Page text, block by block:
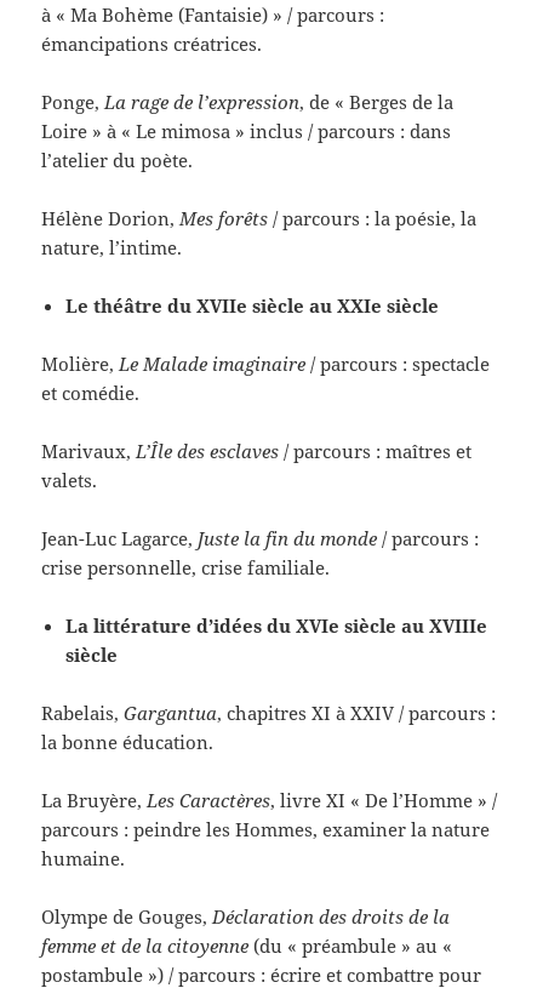
à « Ma Bohème (Fantaisie) » / parcours :
émancipations créatrices.
Ponge, La rage de l’expression, de « Berges de la
Loire » à « Le mimosa » inclus / parcours : dans
l’atelier du poète.
Hélène Dorion, Mes forêts / parcours : la poésie, la
nature, l’intime.
Le théâtre du XVIIe siècle au XXIe siècle
Molière, Le Malade imaginaire / parcours : spectacle
et comédie.
Marivaux, L’Île des esclaves / parcours : maîtres et
valets.
Jean-Luc Lagarce, Juste la fin du monde / parcours :
crise personnelle, crise familiale.
La littérature d’idées du XVIe siècle au XVIIIe
siècle
Rabelais,Gargantua, chapitres XI à XXIV / parcours :
la bonne éducation.
La Bruyère, Les Caractères, livre XI « De l’Homme » /
parcours : peindre les Hommes, examiner la nature
humaine.
Olympe de Gouges, Déclaration des droits de la
femme et de la citoyenne (du « préambule » au «
postambule ») / parcours : écrire et combattre pour